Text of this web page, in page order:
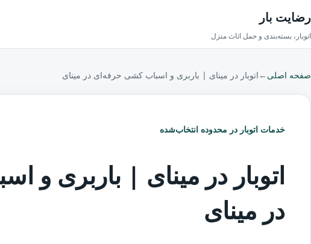
رضایت بار
اتوبار، بسته‌بندی و حمل اثاث منزل
صفحه اصلی ← اتوبار در مینای | باربری و اسباب کشی حرفه‌ای در مینای
خدمات اتوبار در محدوده انتخاب‌شده
اتوبار در مینای | باربری و
در مینای